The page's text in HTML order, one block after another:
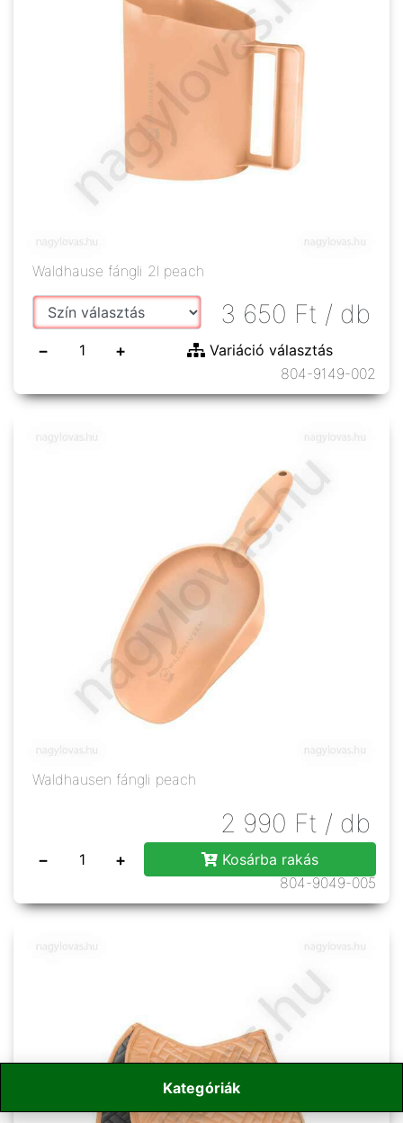
Kategóriák
Waldhause fángli 2l peach
3 650 Ft / db
− +
Variáció választás
804-9149-002
Waldhausen fángli peach
2 990 Ft / db
− +
Kosárba rakás
804-9049-005